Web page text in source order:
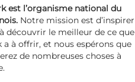
est l’organisme national du
Notre mission est d’inspirer
découvrir le meilleur de ce que
a à offrir, et nous espérons que
de nombreuses choses à